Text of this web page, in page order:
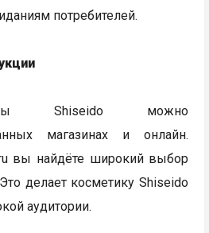
потребителей.
Shiseido можно
магазинах и онлайн.
вы найдёте широкий выбор
делает косметику Shiseido
аудитории.